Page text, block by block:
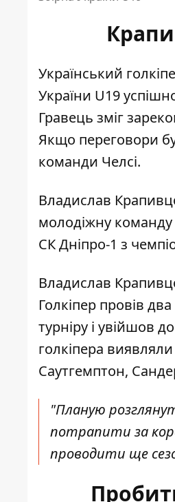
Український
України U19
Гравець зміг
Якщо переговори
команди Челсі.
Владислав
молодіжну команду
СК Дніпро-1 з
Владислав
Голкіпер провів
турніру і увійшов
голкіпера
Саутгемптон,
"Планую
потрапити за
проводити ще